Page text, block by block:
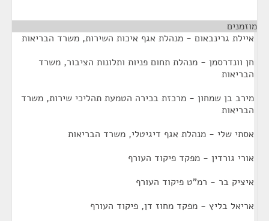
מוזמנים
איילת גרינבאום - מנהלת אגף איכות השירות, משרד הבריאות
חן וונדרסמן - מנהלת תחום פניות ותלונות הציבור, משרד
הבריאות
מירב בן שמחון - מרכזת בכירה הטמעת תהליכי שירות, משרד
הבריאות
אסתי שלי - מנהלת אגף דיגיטלי, משרד הבריאות
אורי גורדין - מפקד פיקוד העורף
איציק בר - רמ"ט פיקוד העורף
אריאל בליץ - מפקד מחוז דן, פיקוד העורף